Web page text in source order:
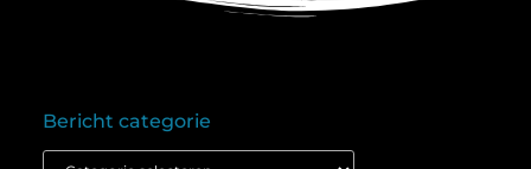
Bericht categorie